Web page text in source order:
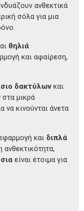
ανθεκτικά
σόλα για μια
θηλιά
και αφαίρεση,
δακτύλωνκαι
μικρά
να κινούνται άνετα
και διπλά
ανθεκτικότητα,
είναι έτοιμα για